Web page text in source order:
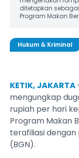
ditetapkan
Program Makan
Hukum & Kriminal
KETIK, JAKARTA
mengungkap
rupiah per hari
Program Makan
terafiliasi dengan
(BGN).